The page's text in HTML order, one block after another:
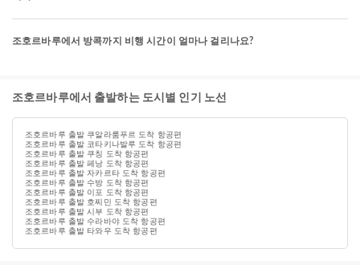
조호르바루에서 방콕까지 비행 시간이 얼마나 걸리나요?
조호르바루에서 출발하는 도시별 인기 노선
조호르바루 출발 쿠알라룸푸르 도착 항공편
조호르바루 출발 코타키나발루 도착 항공편
조호르바루 출발 쿠칭 도착 항공편
조호르바루 출발 페낭 도착 항공편
조호르바루 출발 자카르타 도착 항공편
조호르바루 출발 수방 도착 항공편
조호르바루 출발 이포 도착 항공편
조호르바루 출발 호찌민 도착 항공편
조호르바루 출발 시부 도착 항공편
조호르바루 출발 수라바야 도착 항공편
조호르바루 출발 타와우 도착 항공편